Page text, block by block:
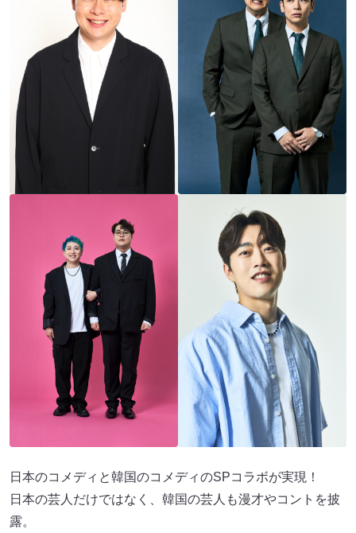
日本のコメディと韓国のコメディのSPコラボが実現！
日本の芸人だけではなく、韓国の芸人も漫才やコントを披
露。